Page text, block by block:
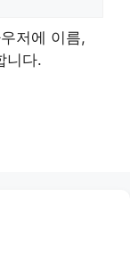
저에 이름,
니다.